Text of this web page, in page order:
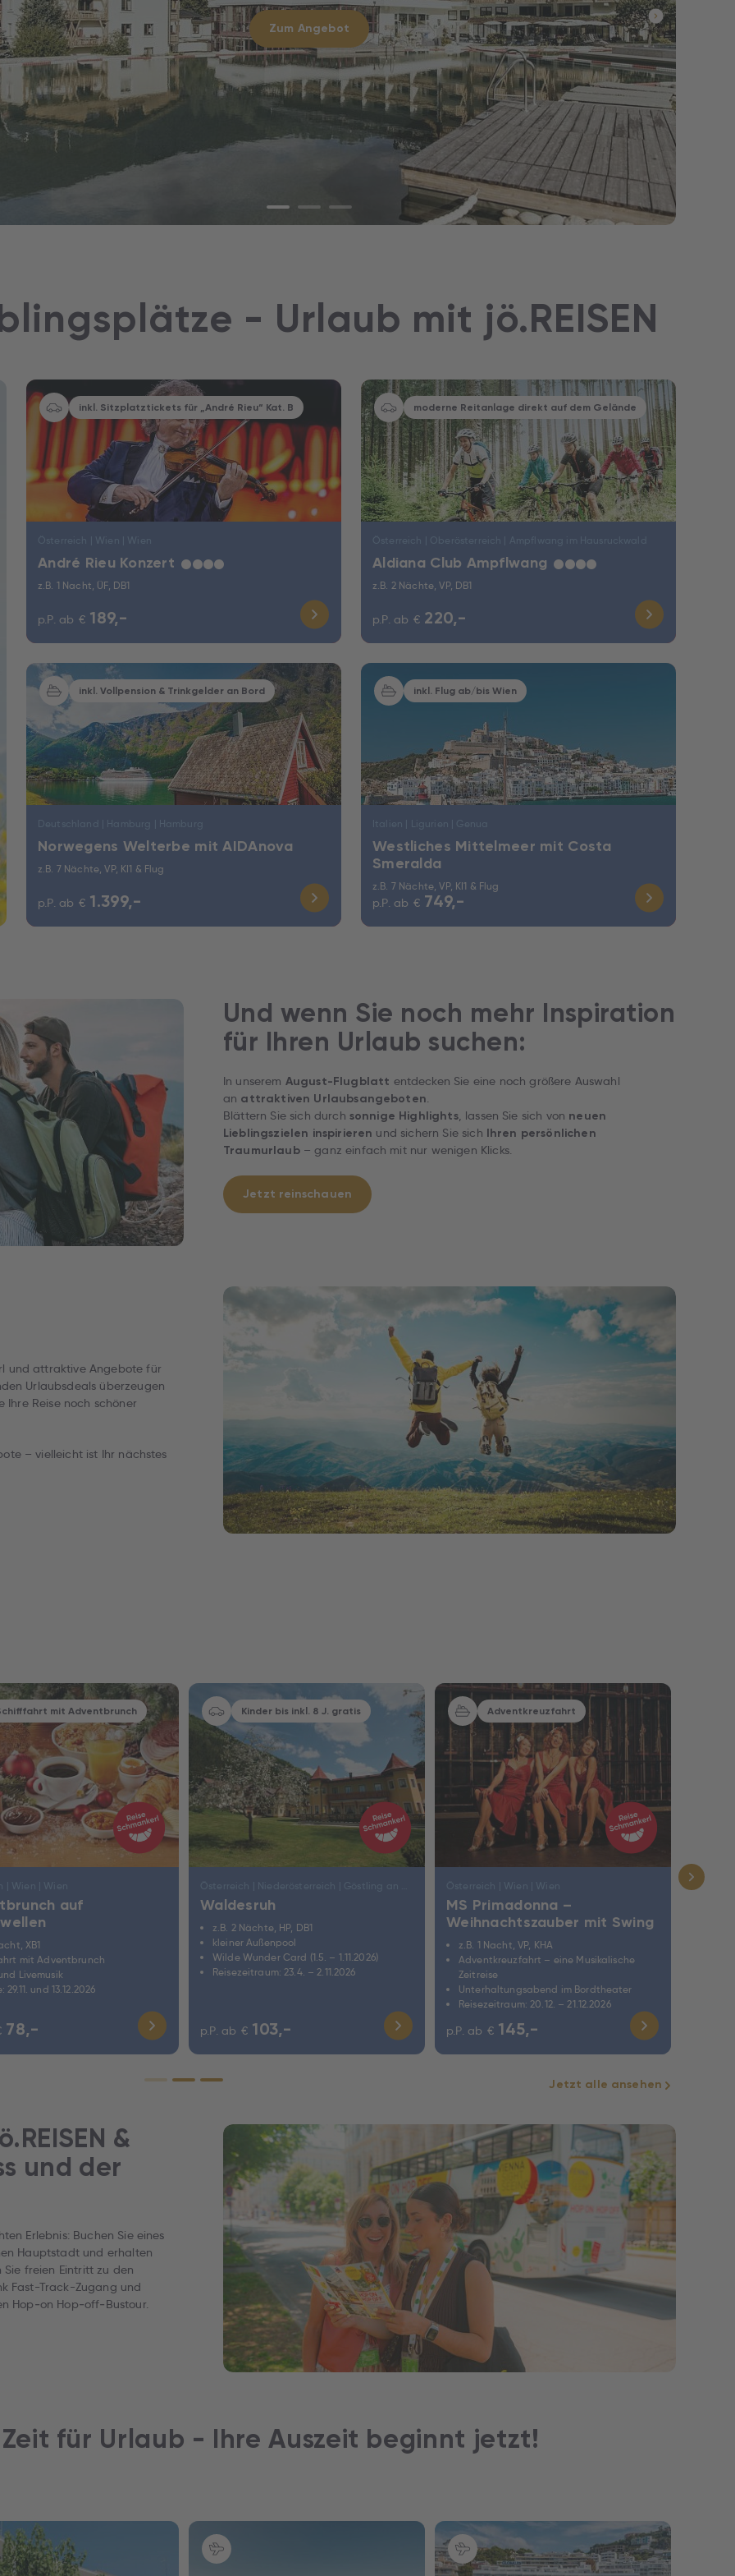
Zum Angebot
p.P. ab €1.499,-
Zum Angebot
p.P. ab €
Zum Angebot
- Urlaub mit jö.REISEN
inkl. Sitzplatztickets für „André Rieu“ Kat. B
André Rieu Konzert ★★★★
z.B. 1 Nacht, ÜF, DB1
p.P. ab € 189,-
moderne Reitanlage direkt auf dem Gelände
Aldiana Club Ampflwang ★★★★
z.B. 2 Nächte, VP, DB1
p.P. ab € 220,-
inkl. Vollpension & Trinkgelder an Bord
Norwegens Welterbe mit AIDAnova
z.B. 7 Nächte, VP, KI1 & Flug
p.P. ab € 1.399,-
inkl. Flug ab/bis Wien
Westliches Mittelmeer mit Costa
Smeralda
z.B. 7 Nächte, VP, KI1 & Flug
p.P. ab € 749,-
Und wenn Sie noch mehr Inspiration
für Ihren Urlaub suchen:
In unserem August-Flugblatt entdecken Sie eine noch größere Auswahl
an attraktiven Urlaubsangeboten.
Blättern Sie sich durch sonnige Highlights, lassen Sie sich von neuen
Lieblingszielen inspirieren und sichern Sie sich Ihren persönlichen
Traumurlaub– ganz einfach mit nur wenigen Klicks.
Jetzt reinschauen
und attraktive Angebote für
Urlaubsdeals überzeugen
Reise noch schöner
– vielleicht ist Ihr nächstes
mit Adventbrunch
auf
XB1
mit Adventbrunch
Livemusik
29.11. und 13.12.2026
78,-
Kinder bis inkl. 8 J. gratis
Waldesruh
z.B. 2 Nächte, HP, DB1
kleiner Außenpool
Wilde Wunder Card (1.5. – 1.11.2026)
Reisezeitraum: 23.4. – 2.11.2026
p.P. ab € 103,-
Adventkreuzfahrt
MS Primadonna –
Weihnachtszauber mit Swing
z.B. 1 Nacht, VP, KHA
Adventkreuzfahrt – eine Musikalische
Zeitreise
Unterhaltungsabend im Bordtheater
Reisezeitraum: 20.12. – 21.12.2026
p.P. ab € 145,-
Nur Hotel Nur Hotel
Jetzt alle ansehen
&
und der
Erlebnis: Buchen Sie eines
Hauptstadt und erhalten
Sie freien Eintritt zu den
Fast-Track-Zugang und
Hop‑on Hop‑off‑Bustour.
für Urlaub - Ihre Auszeit beginnt jetzt!